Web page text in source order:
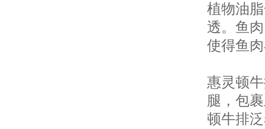
植物油
透。鱼
使得鱼
惠灵顿
腿，包
顿牛排